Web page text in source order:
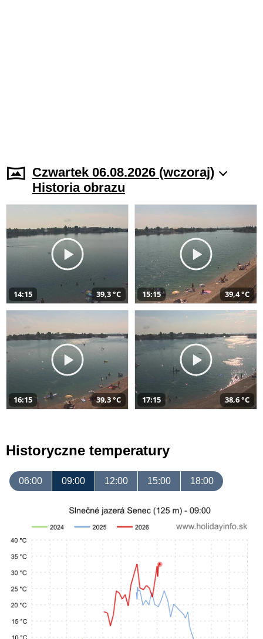
Czwartek 06.08.2026 (wczoraj)
Historia obrazu
14:15 39,3 °C 15:15 39,4 °C
16:15 39,3 °C 17:15 38,6 °C
Historyczne temperatury
06:00 09:00 12:00 15:00 18:00